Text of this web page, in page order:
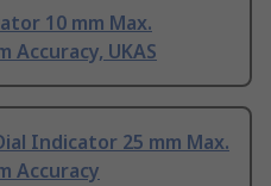
10 mm Max.
Accuracy, UKAS
Indicator 25 mm Max.
Accuracy